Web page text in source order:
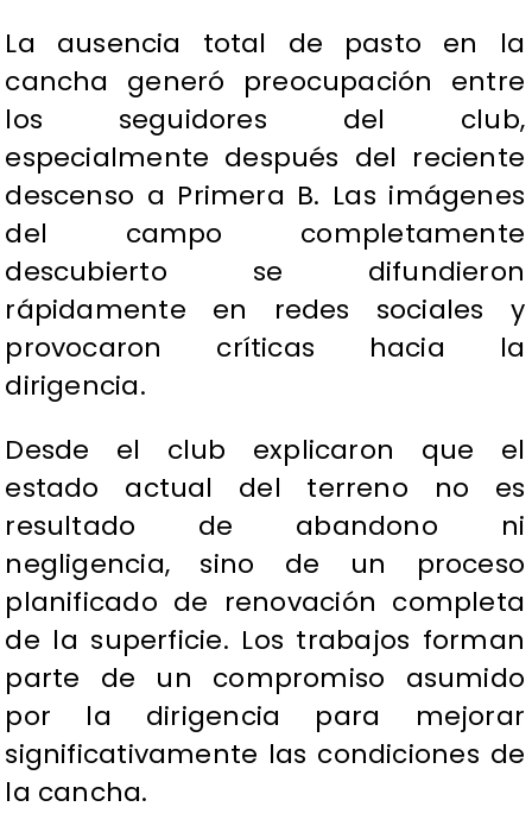
La ausencia total de pasto en la
cancha generó preocupación entre
los seguidores del club,
especialmente después del reciente
descenso a Primera B. Las imágenes
del campo completamente
descubierto se difundieron
rápidamente en redes sociales y
provocaron críticas hacia la
dirigencia.
Desde el club explicaron que el
estado actual del terreno no es
resultado de abandono ni
negligencia, sino de un proceso
planificado de renovación completa
de la superficie. Los trabajos forman
parte de un compromiso asumido
por la dirigencia para mejorar
significativamente las condiciones de
la cancha.